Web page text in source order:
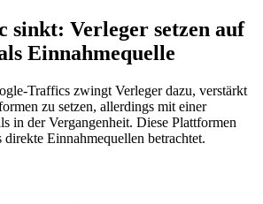
sinkt: Verleger setzen auf
Einnahmequelle
Traffics zwingt Verleger dazu, verstärkt
zu setzen, allerdings mit einer
in der Vergangenheit. Diese Plattformen
Einnahmequellen betrachtet.